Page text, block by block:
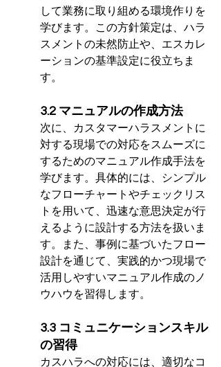
して業務に取り組める環境作りを
学びます。この方針策定は、ハラ
スメントの未然防止や、エスカレ
ーションの基準設定に役立ちま
す。
3.2 マニュアルの作成方法
次に、カスタマーハラスメントに
対する現場での対応をスムーズに
するためのマニュアル作成手法を
学びます。具体的には、シンプル
なフローチャートやチェックリス
トを用いて、迅速な意思決定が行
えるように設計する方法を扱いま
す。また、事例に基づいたフロー
設計を通じて、実践的かつ現場で
活用しやすいマニュアル作成のノ
ウハウを習得します。
3.3 コミュニケーションスキル
の習得
カスハラへの対応には、適切なコ